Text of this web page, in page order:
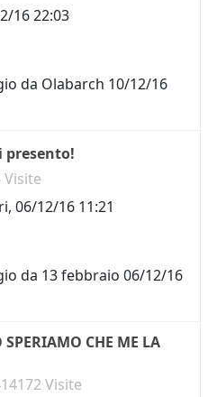
16 22:03
da Olabarch 10/12/16
presento!
Visite
, 06/12/16 11:21
da 13 febbraio 06/12/16
CHE ME LA
Visite